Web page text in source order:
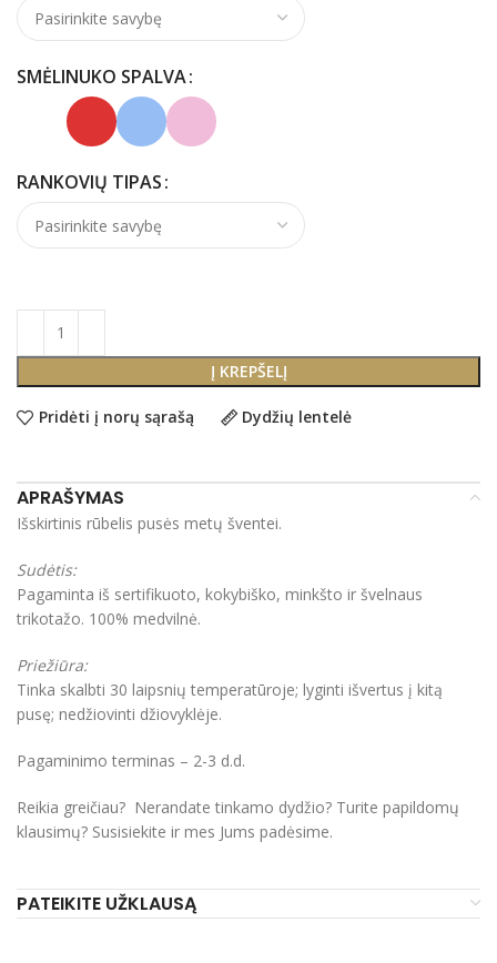
SMĖLINUKO SPALVA
RANKOVIŲ TIPAS
Į KREPŠELĮ
Pridėti į norų sąrašą Dydžių lentelė
APRAŠYMAS
Išskirtinis rūbelis pusės metų šventei.
Sudėtis:
Pagaminta iš sertifikuoto, kokybiško, minkšto ir švelnaus
trikotažo. 100% medvilnė.
Priežiūra:
Tinka skalbti 30 laipsnių temperatūroje; lyginti išvertus į kitą
pusę; nedžiovinti džiovyklėje.
Pagaminimo terminas – 2-3 d.d.
Reikia greičiau? Nerandate tinkamo dydžio? Turite papildomų
klausimų? Susisiekite ir mes Jums padėsime.
PATEIKITE UŽKLAUSĄ